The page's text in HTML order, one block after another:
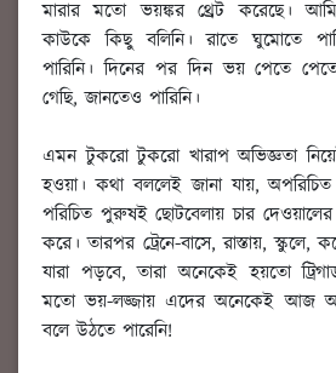
মারার মতো ভয়ঙ্কর থ্রেট করেছে।
কাউকে কিছু বলিনি। রাতে ঘুমোতে
পারিনি। দিনের পর দিন ভয় পেতে
গেছি, জানতেও পারিনি।
এমন টুকরো টুকরো খারাপ অভিজ্ঞতা
হওয়া। কথা বললেই জানা যায়,
পরিচিত পুরুষই ছোটবেলায় চার
করে। তারপর ট্রেনে-বাসে, রাস্তায়,
যারা পড়বে, তারা অনেকেই হয়তো
মতো ভয়-লজ্জায় এদের অনেকেই আজ
বলে উঠতে পারেনি!